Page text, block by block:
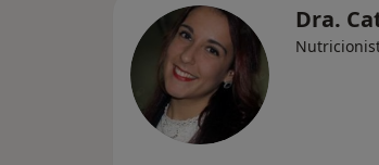
Dra.